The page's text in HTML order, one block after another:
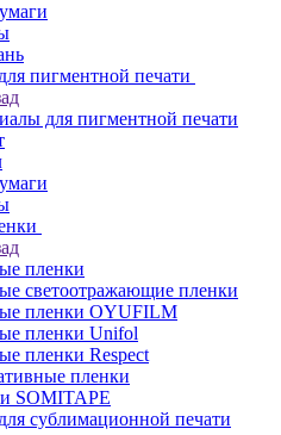
пигментной печати
для пигментной печати
пленки
светоотражающие пленки
пленки OYUFILM
пленки Unifol
пленки Respect
пленки
SOMITAPE
сублимационной печати